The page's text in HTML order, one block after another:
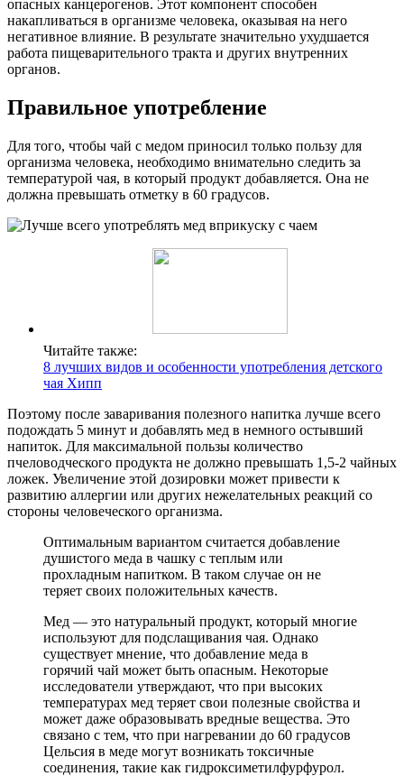
опасных канцерогенов. Этот компонент способен
накапливаться в организме человека, оказывая на него
негативное влияние. В результате значительно ухудшается
работа пищеварительного тракта и других внутренних
органов.
Правильное употребление
Для того, чтобы чай с медом приносил только пользу для
организма человека, необходимо внимательно следить за
температурой чая, в который продукт добавляется. Она не
должна превышать отметку в 60 градусов.
Читайте также:
8 лучших видов и особенности употребления детского
чая Хипп
Поэтому после заваривания полезного напитка лучше всего
подождать 5 минут и добавлять мед в немного остывший
напиток. Для максимальной пользы количество
пчеловодческого продукта не должно превышать 1,5-2 чайных
ложек. Увеличение этой дозировки может привести к
развитию аллергии или других нежелательных реакций со
стороны человеческого организма.
Оптимальным вариантом считается добавление
душистого меда в чашку с теплым или
прохладным напитком. В таком случае он не
теряет своих положительных качеств.
Мед — это натуральный продукт, который многие
используют для подслащивания чая. Однако
существует мнение, что добавление меда в
горячий чай может быть опасным. Некоторые
исследователи утверждают, что при высоких
температурах мед теряет свои полезные свойства и
может даже образовывать вредные вещества. Это
связано с тем, что при нагревании до 60 градусов
Цельсия в меде могут возникать токсичные
соединения, такие как гидроксиметилфурфурол.